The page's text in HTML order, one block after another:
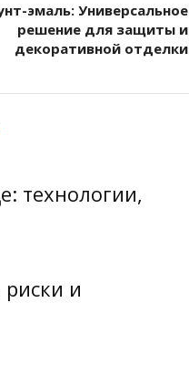
эмаль: Универсальное
решение для защиты и
декоративной отделки
технологии,
и